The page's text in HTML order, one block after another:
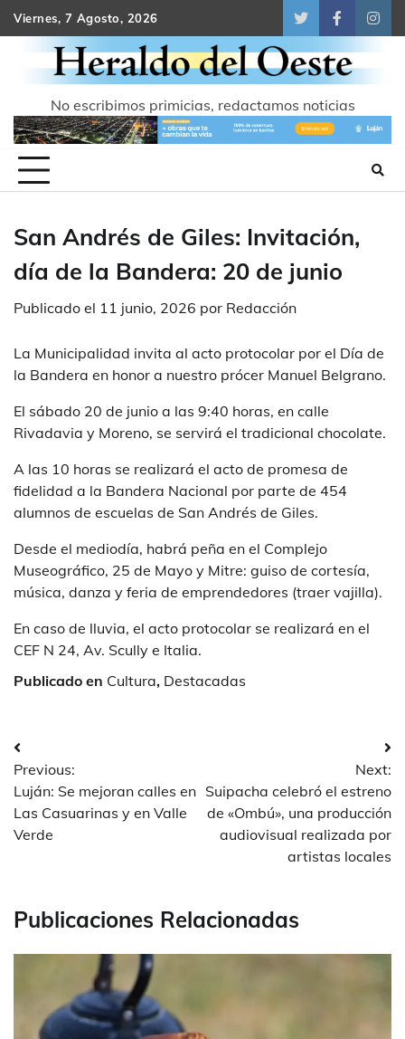
Skip
to
content
Viernes, 7 Agosto, 2026
TwitterFacebook
No escribimos primicias, redactamos noticias
San Andrés de Giles: Invitación,
día de la Bandera: 20 de junio
Publicado el 11 junio, 2026 por Redacción
La Municipalidad invita al acto protocolar por el Día de
la Bandera en honor a nuestro prócer Manuel Belgrano.
El sábado 20 de junio a las 9:40 horas, en calle
Rivadavia y Moreno, se servirá el tradicional chocolate.
A las 10 horas se realizará el acto de promesa de
fidelidad a la Bandera Nacional por parte de 454
alumnos de escuelas de San Andrés de Giles.
Desde el mediodía, habrá peña en el Complejo
Museográfico, 25 de Mayo y Mitre: guiso de cortesía,
música, danza y feria de emprendedores (traer vajilla).
En caso de lluvia, el acto protocolar se realizará en el
CEF N 24, Av. Scully e Italia.
Publicado en Cultura, Destacadas
Navegación
de
entradas
Previous:
Luján: Se mejoran calles en
Las Casuarinas y en Valle
Verde
Next:
Suipacha celebró el estreno
de «Ombú», una producción
audiovisual realizada por
artistas locales
Publicaciones Relacionadas